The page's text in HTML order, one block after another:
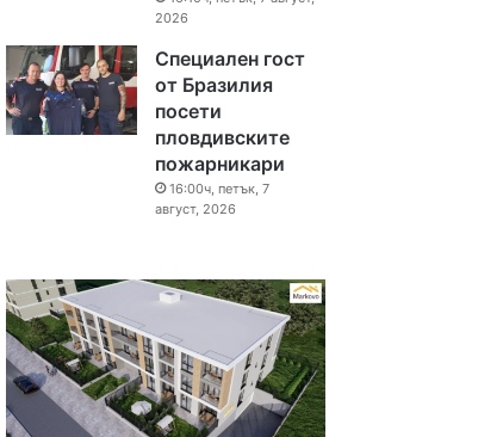
2026
Специален гост
от Бразилия
посети
пловдивските
пожарникари
16:00ч, петък, 7
август, 2026